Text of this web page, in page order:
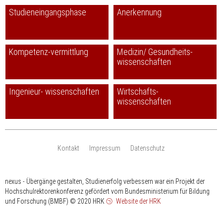
Studieneingangsphase Anerkennung
Kompetenz-vermittlung
Medizin/ Gesundheits-
wissenschaften
Ingenieur- wissenschaften
Wirtschafts-
wissenschaften
Kontakt Impressum Datenschutz
nexus - Übergänge gestalten, Studienerfolg verbessern war ein Projekt der
Hochschulrektorenkonferenz gefördert vom Bundesministerium für Bildung
und Forschung (BMBF) © 2020 HRK Website der HRK